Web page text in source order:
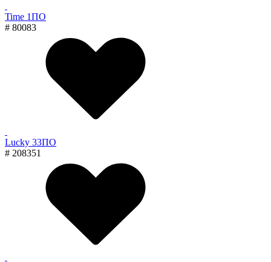
Time 1ПО
# 80083
Lucky 33ПО
# 208351